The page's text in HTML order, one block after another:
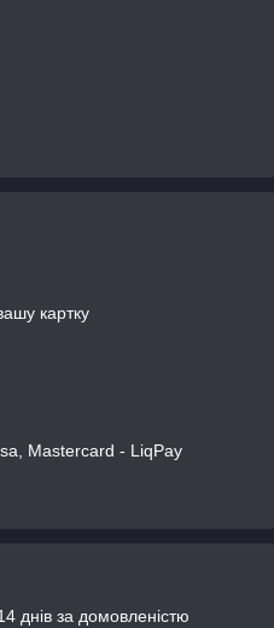
картку
Mastercard - LiqPay
днів за домовленістю